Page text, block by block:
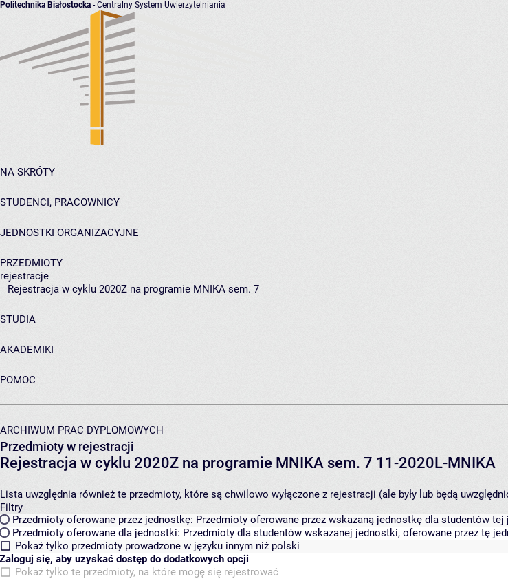
Politechnika Białostocka - Centralny System Uwierzytelniania
NA SKRÓTY
STUDENCI, PRACOWNICY
JEDNOSTKI ORGANIZACYJNE
PRZEDMIOTY
rejestracje
Rejestracja w cyklu 2020Z na programie MNIKA sem. 7
STUDIA
AKADEMIKI
POMOC
ARCHIWUM PRAC DYPLOMOWYCH
Przedmioty w rejestracji
Rejestracja w cyklu 2020Z na programie MNIKA sem. 7 11-2020L-MNIKA
Lista uwzględnia również te przedmioty, które są chwilowo wyłączone z rejestracji (ale były lub będą
Filtry
Przedmioty oferowane przez jednostkę: Przedmioty oferowane przez wskazaną jednostkę dla studentów
Przedmioty oferowane dla jednostki: Przedmioty dla studentów wskazanej jednostki, oferowane przez tę
Pokaż tylko przedmioty prowadzone w języku innym niż polski
Zaloguj się, aby uzyskać dostęp do dodatkowych opcji
Pokaż tylko te przedmioty, na które mogę się rejestrować